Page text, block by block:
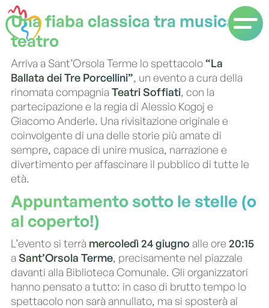
Una fiaba classica tra musica e
teatro
Arriva a Sant’Orsola Terme lo spettacolo“La
Ballata dei Tre Porcellini”, un evento a cura della
rinomata compagnia Teatri Soffiati, con la
partecipazione e la regia di Alessio Kogoj e
Giacomo Anderle. Una rivisitazione originale e
coinvolgente di una delle storie più amate di
sempre, capace di unire musica, narrazione e
divertimento per affascinare il pubblico di tutte le
età.
Appuntamento sotto le stelle (o
al coperto!)
L’evento si terrà mercoledì 24 giugno alle ore 20:15
a Sant’Orsola Terme, precisamente nel piazzale
davanti alla Biblioteca Comunale. Gli organizzatori
hanno pensato a tutto: in caso di brutto tempo lo
spettacolo non sarà annullato, ma si sposterà al